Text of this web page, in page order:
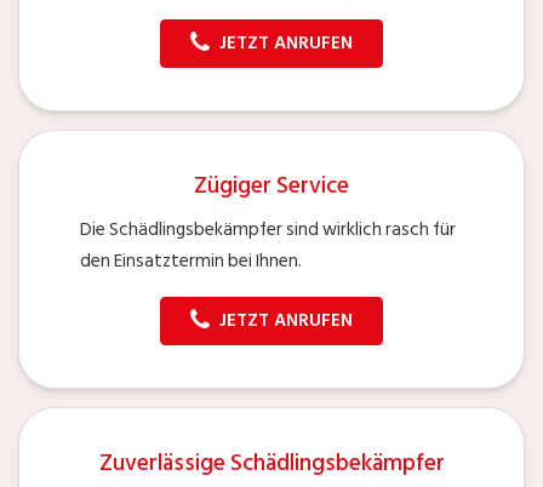
JETZT ANRUFEN
Zügiger Service
Die Schädlingsbekämpfer sind wirklich rasch für
den Einsatztermin bei Ihnen.
JETZT ANRUFEN
Zuverlässige Schädlingsbekämpfer